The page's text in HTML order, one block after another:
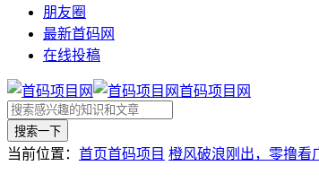
朋友圈
最新首码网
在线投稿
首码项目网
搜索一下
当前位置： 首页首码项目 橙风破浪刚出，零撸看